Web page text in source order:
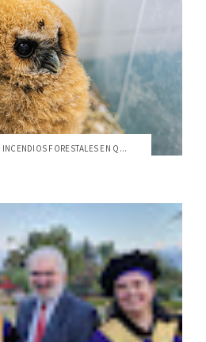
INCENDIOS FORESTALES EN Q...